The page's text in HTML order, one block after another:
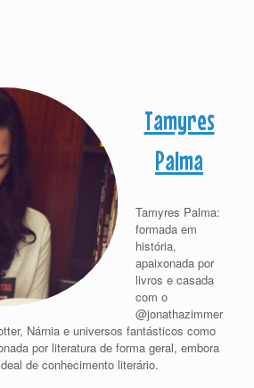
Tamyres
Palma
Tamyres Palma:
formada em
história,
apaixonada por
livros e casada
com o
@jonathazimmer
Nárnia e universos fantásticos como
por literatura de forma geral, embora
de conhecimento literário.